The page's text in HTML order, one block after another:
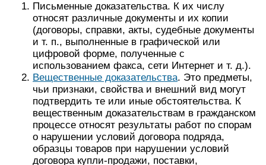
Письменные доказательства. К их числу
относят различные документы и их копии
(договоры, справки, акты, судебные документы
и т. п., выполненные в графической или
цифровой форме, полученные с
использованием факса, сети Интернет и т. д.).
Вещественные доказательства. Это предметы,
чьи признаки, свойства и внешний вид могут
подтвердить те или иные обстоятельства. К
вещественным доказательствам в гражданском
процессе относят результаты работ по спорам
о нарушении условий договора подряда,
образцы товаров при нарушении условий
договора купли-продажи, поставки,